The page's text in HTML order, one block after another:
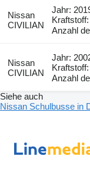
Nissan
CIVILIAN
Jahr:
Anzahl
Nissan
CIVILIAN
Jahr:
Anzahl
Siehe auch
Nissan Schulbusse in